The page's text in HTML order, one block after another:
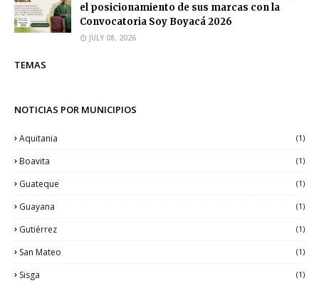
el posicionamiento de sus marcas con la
Convocatoria Soy Boyacá 2026
JULY 08, 2026
TEMAS
NOTICIAS POR MUNICIPIOS
Aquitania (1)
Boavita (1)
Guateque (1)
Guayana (1)
Gutiérrez (1)
San Mateo (1)
Sisga (1)